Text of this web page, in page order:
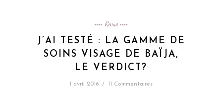
Revue
J’AI TESTÉ : LA GAMME DE
SOINS VISAGE DE BAÏJA,
LE VERDICT?
1 avril 2016 / 11 Commentaires